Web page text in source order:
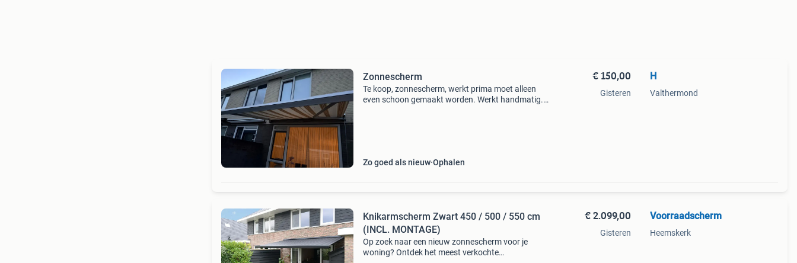
Zonnescherm
Te koop, zonnescherm, werkt prima moet alleen
even schoon gemaakt worden. Werkt handmatig.
Zo goed als nieuw Ophalen
€ 150,00
Gisteren
H
Valthermond
Knikarmscherm Zwart 450 / 500 / 550 cm
(INCL. MONTAGE)
Op zoek naar een nieuw zonnescherm voor je
woning? Ontdek het meest verkochte
€ 2.099,00
Gisteren
Voorraadscherm
Heemskerk